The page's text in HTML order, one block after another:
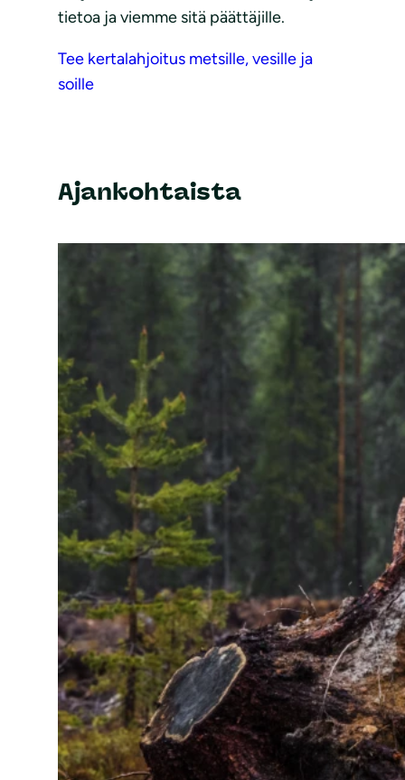
tietoa ja viemme sitä päättäjille.
Tee kertalahjoitus metsille, vesille ja
soille
Ajankohtaista